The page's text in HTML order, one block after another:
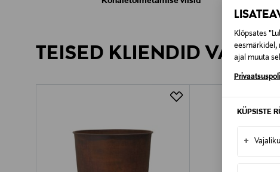
Klõpsates
eesmärkidel,
ajal muuta
KÜPSISTE
+
Tarnimine pakiautomaati või postkontorisse
TEISED KLIENDID